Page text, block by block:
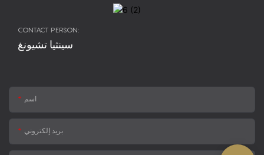
CONTACT PERSON:
سينثيا تشيونغ
اسم
بريد إلكتروني